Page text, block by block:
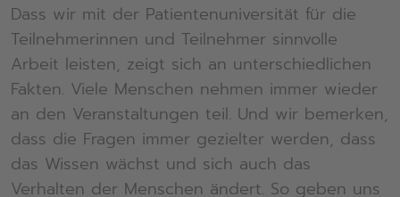
Dass wir mit der Patientenuniversität für die
Teilnehmerinnen und Teilnehmer sinnvolle
Arbeit leisten, zeigt sich an unterschiedlichen
Fakten. Viele Menschen nehmen immer wieder
an den Veranstaltungen teil. Und wir bemerken,
dass die Fragen immer gezielter werden, dass
das Wissen wächst und sich auch das
Verhalten der Menschen ändert. So geben uns